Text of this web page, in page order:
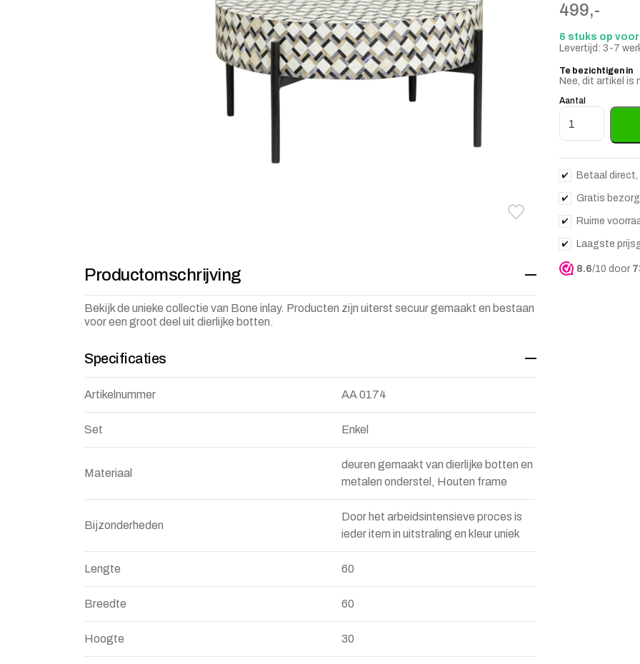
Toevoegen aan
Verwijderen van
Productomschrijving
Bekijk de unieke collectie van Bone inlay. Producten zijn uiterst secuur gemaakt en bestaan
voor een groot deel uit dierlijke botten.
Specificaties
Artikelnummer AA 0174
Set Enkel
Materiaal
deuren gemaakt van dierlijke botten en
metalen onderstel, Houten frame
Bijzonderheden
Door het arbeidsintensieve proces is
ieder item in uitstraling en kleur uniek
Lengte 60
Breedte 60
Hoogte 30
499,-
6 stuks op
Levertijd: 3-7
Te bezichtigen in
Nee, dit artikel
Aantal
Ronde
Betaal
Gratis
Ruime
Laagste
8.6/10 door